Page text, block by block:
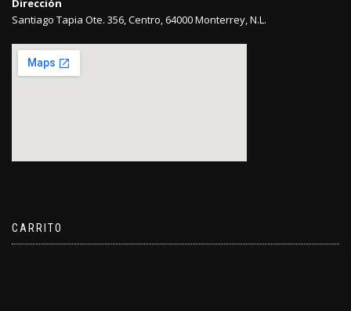
Dirección
Santiago Tapia Ote. 356, Centro, 64000 Monterrey, N.L.
CARRITO